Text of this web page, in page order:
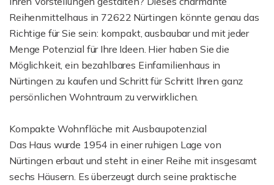
Reihenmittelhaus in 72622 Nürtingen könnte genau das
Richtige für Sie sein: kompakt, ausbaubar und mit jeder
Menge Potenzial für Ihre Ideen. Hier haben Sie die
Möglichkeit, ein bezahlbares Einfamilienhaus in
Nürtingen zu kaufen und Schritt für Schritt Ihren ganz
persönlichen Wohntraum zu verwirklichen.
Kompakte Wohnfläche mit Ausbaupotenzial
Das Haus wurde 1954 in einer ruhigen Lage von
Nürtingen erbaut und steht in einer Reihe mit insgesamt
sechs Häusern. Es überzeugt durch seine praktische